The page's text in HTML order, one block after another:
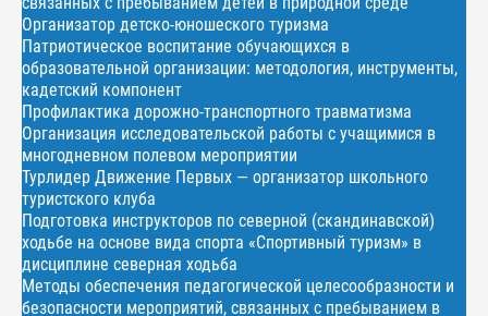
Организатор детско-юношеского туризма
Патриотическое воспитание обучающихся в
образовательной организации: методология, инструменты,
кадетский компонент
Профилактика дорожно-транспортного травматизма
Организация исследовательской работы с учащимися в
многодневном полевом мероприятии
Турлидер Движение Первых — организатор школьного
туристского клуба
Подготовка инструкторов по северной (скандинавской)
ходьбе на основе вида спорта «Спортивный туризм» в
дисциплине северная ходьба
Методы обеспечения педагогической целесообразности и
безопасности мероприятий, связанных с пребыванием в